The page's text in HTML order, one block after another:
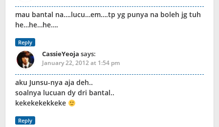
mau bantal na….lucu…em….tp yg punya na boleh jg tuh
he…he…he….
Reply
CassieYeoja says:
January 22, 2012 at 1:54 pm
aku Junsu-nya aja deh..
soalnya lucuan dy dri bantal..
kekekekekkeke
Reply